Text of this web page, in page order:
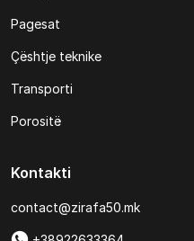
Pagesat
Çështje teknike
Transporti
Porositë
Kontakti
contact@zirafa50.mk